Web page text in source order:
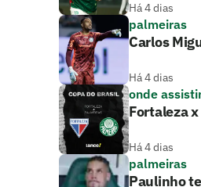
Há 4 dias
palmeiras
Carlos
Há 4 dias
onde
Fortaleza
Há 4 dias
palmeiras
Paulinho